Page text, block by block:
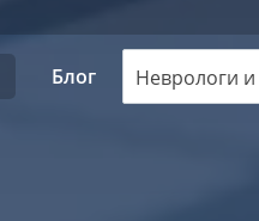
Блог Неврологи